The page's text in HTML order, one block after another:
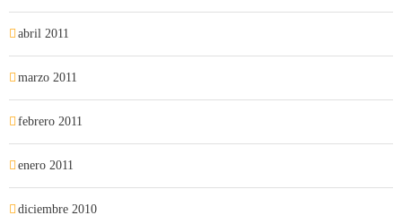
abril 2011
marzo 2011
febrero 2011
enero 2011
diciembre 2010